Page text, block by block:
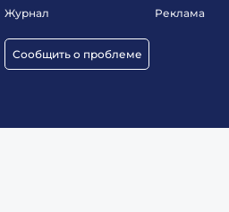
Журнал
Сообщить о проблеме
Реклама